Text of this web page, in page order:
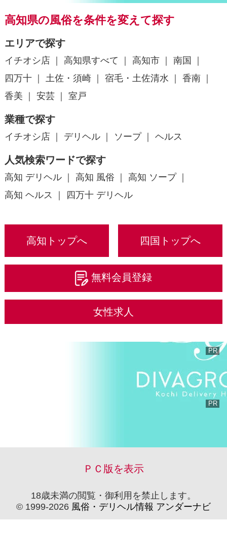
高知県の風俗を条件を変えて探す
エリアで探す
イチオシ店 高知県すべて 高知市
南国
四万十
土佐・須崎 宿毛・土佐清水
香南
香美
安芸 室戸
業種で探す
イチオシ店 デリヘル ソープ ヘルス
人気検索ワードで探す
高知 デリヘル 高知 風俗
高知 ソープ
高知 ヘルス
四万十 デリヘル
高知トップへ 四国トップへ
無料会員登録
女性求人
ＰＣ版を表示
18歳未満の閲覧・御利用を禁止します。
© 1999-2026 風俗・デリヘル情報 アンダーナビ